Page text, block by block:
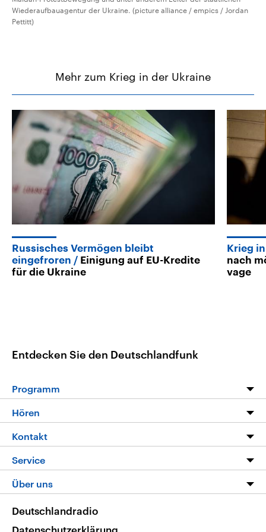
Wiederaufbauagentur der Ukraine. (picture alliance / empics / Jordan
Pettitt)
Mehr zum Krieg in der Ukraine
Russisches Vermögen bleibt
eingefroren
Einigung auf EU-Kredite
für die Ukraine
Krieg
nach
vage
Entdecken Sie den Deutschlandfunk
Programm
Programm
Die Nachrichten
Nachrichtenleicht
Neue Beiträge auf dlf.de
Hören
Livestream
Podcasts
Deutschlandfunk App
Nachrichten App
Frequenzen
Kontakt
Hörerservice
Service
FAQ
Veranstaltungen
Über uns
Deutschlandradio
Datenschutzerklärung